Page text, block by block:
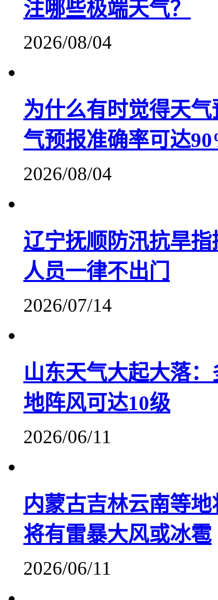
注哪些极端天气？
2026/08/04
为什么有时觉得天
气预报准确率可达
2026/08/04
辽宁抚顺防汛抗旱
人员一律不出门
2026/07/14
山东天气大起大落
地阵风可达10级
2026/06/11
内蒙古吉林云南等
将有雷暴大风或冰雹
2026/06/11